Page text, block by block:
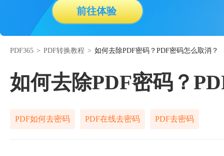
前往体验
PDF365 > PDF转换教程 > 如何去除PDF密码？PDF密码怎么取消？
如何去除PDF密码？
PDF如何去密码 PDF在线去密码 PDF去密码